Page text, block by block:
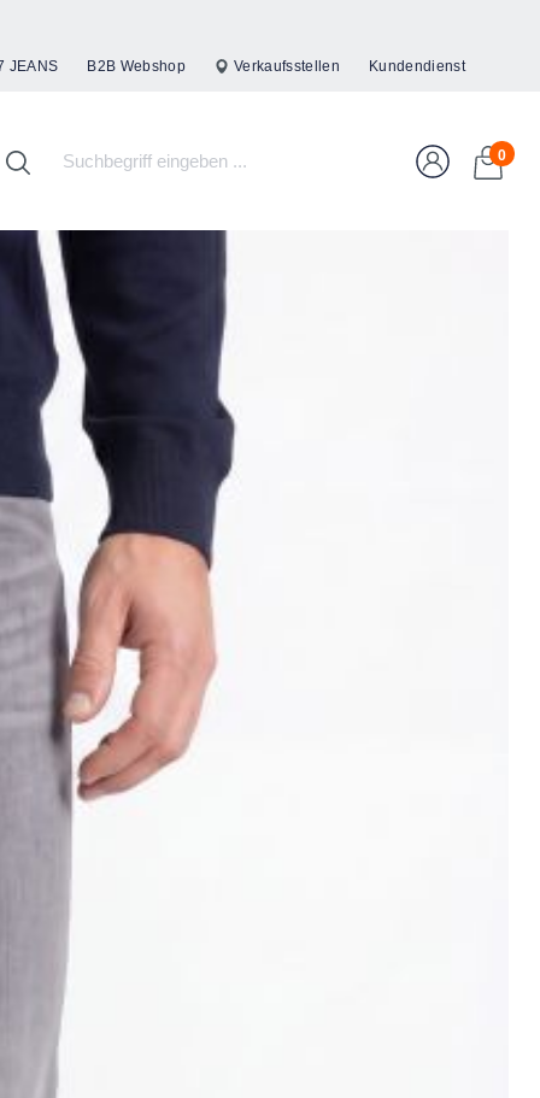
JEANS B2B Webshop Verkaufsstellen Kundendienst
0